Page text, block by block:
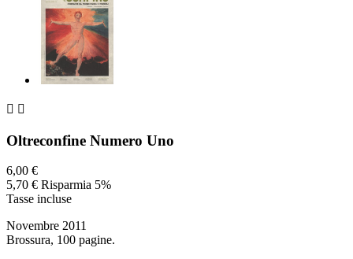
 
Oltreconfine Numero Uno
6,00 €
5,70 € Risparmia 5%
Tasse incluse
Novembre 2011
Brossura, 100 pagine.